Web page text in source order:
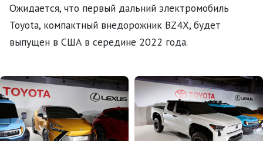
Ожидается, что первый дальний электромобиль
Toyota, компактный внедорожник BZ4X, будет
выпущен в США в середине 2022 года.